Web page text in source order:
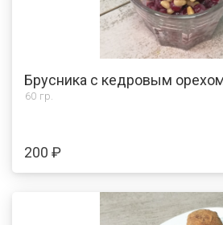
60 гр.
200 ₽